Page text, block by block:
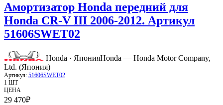
Амортизатор Honda передний для
Honda CR-V III 2006-2012. Артикул
51606SWET02
Honda · ЯпонияHonda — Honda Motor Company,
Ltd. (Япония)
Артикул: 51606SWET02
1 ШТ
ЦЕНА
29 470₽